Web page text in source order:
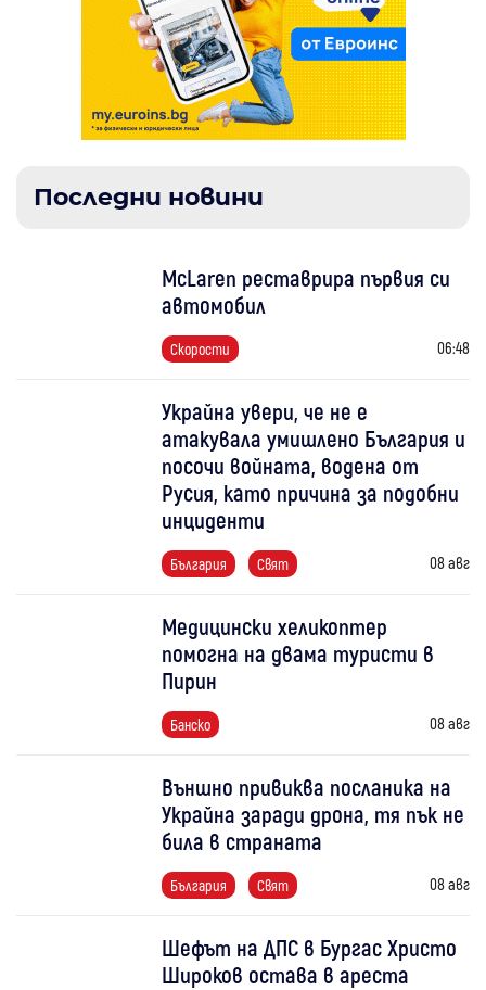
Последни новини
McLaren реставрира първия си
автомобил
Скорости 06:48
Украйна увери, че не е
атакувала умишлено България и
посочи войната, водена от
Русия, като причина за подобни
инциденти
България Свят 08 авг
Медицински хеликоптер
помогна на двама туристи в
Пирин
Банско 08 авг
Външно привиква посланика на
Украйна заради дрона, тя пък не
била в страната
България Свят 08 авг
Шефът на ДПС в Бургас Христо
Широков остава в ареста